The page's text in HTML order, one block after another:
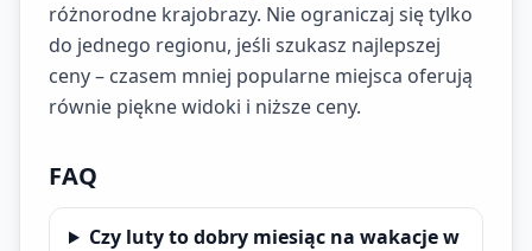
różnorodne krajobrazy. Nie ograniczaj się tylko
do jednego regionu, jeśli szukasz najlepszej
ceny – czasem mniej popularne miejsca oferują
równie piękne widoki i niższe ceny.
FAQ
Czy luty to dobry miesiąc na wakacje w